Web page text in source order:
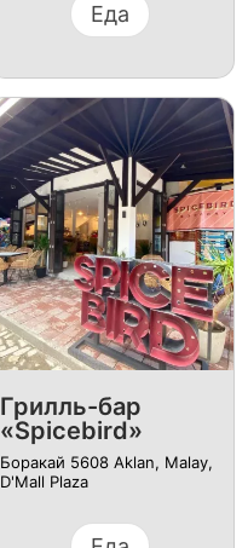
Еда
Грилль-бар
«Spicebird»
Боракай 5608 Aklan, Malay,
D'Mall Plaza